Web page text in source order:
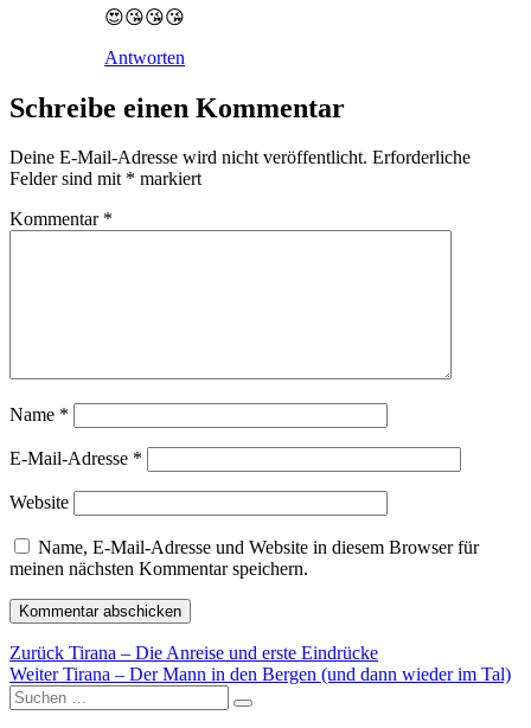
😍😘😘😘
Antworten
Schreibe einen Kommentar
Deine E-Mail-Adresse wird nicht veröffentlicht. Erforderliche
Felder sind mit * markiert
Kommentar *
Name *
E-Mail-Adresse *
Website
Name, E-Mail-Adresse und Website in diesem Browser für
meinen nächsten Kommentar speichern.
Beitragsnavigation
Zurück Vorheriger
Beitrag:
Tirana – Die Anreise und erste Eindrücke
Weiter Nächster
Beitrag:
Tirana – Der Mann in den Bergen (und dann wieder im Tal)
Suchen
nach:
Suchen